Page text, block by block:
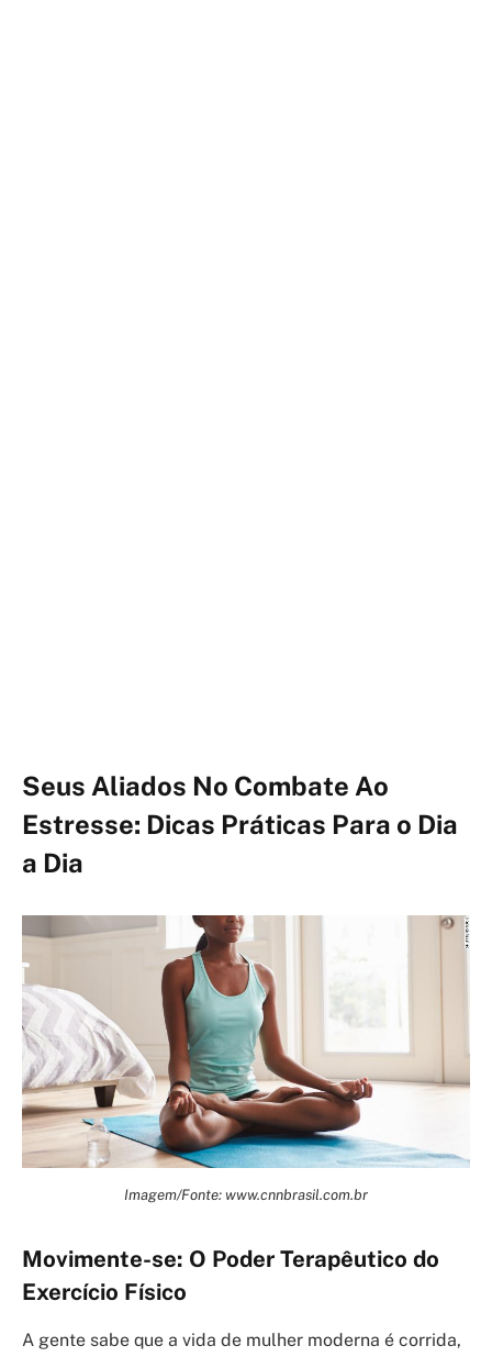
Seus Aliados No Combate Ao
Estresse: Dicas Práticas Para o Dia
a Dia
Imagem/Fonte: www.cnnbrasil.com.br
Movimente-se: O Poder Terapêutico do
Exercício Físico
A gente sabe que a vida de mulher moderna é corrida,